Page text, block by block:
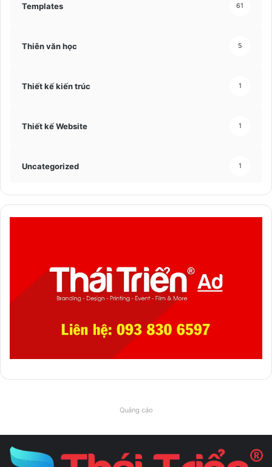
Templates 61
Thiên văn học 5
Thiết kế kiến trúc 1
Thiết kế Website 1
Uncategorized 1
Quảng cáo